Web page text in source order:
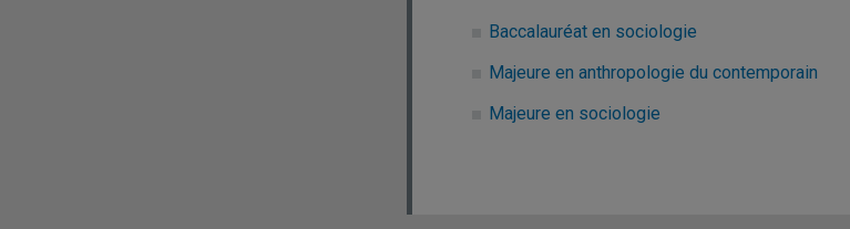
Baccalauréat en sociologie
Majeure en anthropologie du contemporain
Majeure en sociologie